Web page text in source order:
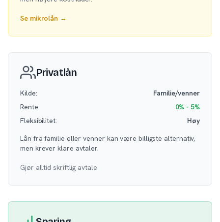
Se mikrolån →
Privatlån
Kilde:
Familie/venner
Rente:
0% - 5%
Fleksibilitet:
Høy
Lån fra familie eller venner kan være billigste alternativ,
men krever klare avtaler.
Gjør alltid skriftlig avtale